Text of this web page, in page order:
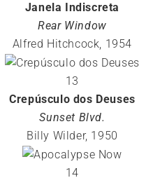
Janela Indiscreta
Rear Window
Alfred Hitchcock, 1954
13
Crepúsculo dos Deuses
Sunset Blvd.
Billy Wilder, 1950
14